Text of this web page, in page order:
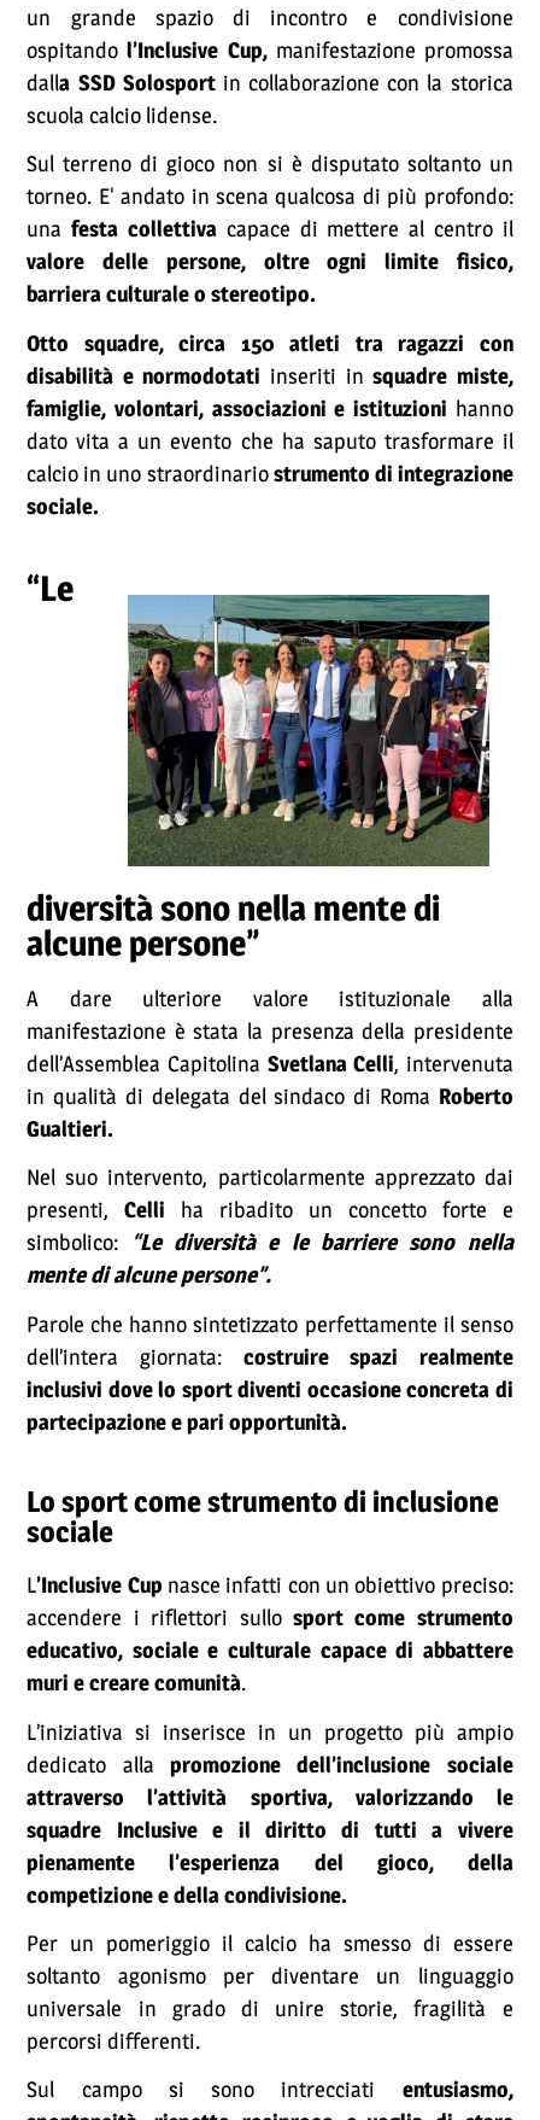
un grande spazio di incontro e condivisione
ospitandol’Inclusive Cup,manifestazione promossa
dalla SSD Solosportin collaborazione con la storica
scuola calcio lidense.
Sul terreno di gioco non si è disputato soltanto un
torneo. E' andato in scena qualcosa di più profondo:
una festa collettiva capace di mettere al centro il
valore delle persone, oltre ogni limite fisico,
barriera culturale o stereotipo.
Otto squadre, circa 150 atleti tra ragazzi con
disabilità e normodotati inseriti in squadre miste,
famiglie, volontari, associazioni e istituzioni hanno
dato vita a un evento che ha saputo trasformare il
calcio in uno straordinariostrumento di integrazione
sociale.
“Le
diversità sono nella mente di
alcune persone”
A dare ulteriore valore istituzionale alla
manifestazione è stata la presenza della presidente
dell’Assemblea Capitolina Svetlana Celli, intervenuta
in qualità di delegata del sindaco di Roma Roberto
Gualtieri.
Nel suo intervento, particolarmente apprezzato dai
presenti,Celli ha ribadito un concetto forte e
simbolico:
“Le diversità e le barriere sono nella
mente di alcune persone”.
Parole che hanno sintetizzato perfettamente il senso
dell’intera giornata: costruire spazi realmente
inclusivi dove lo sport diventi occasione concreta di
partecipazione e pari opportunità.
Lo sport come strumento di inclusione
sociale
L’Inclusive Cup nasce infatti con un obiettivo preciso:
accendere i riflettori sullosport come strumento
educativo, sociale e culturale capace di abbattere
muri e creare comunità.
L’iniziativa si inserisce in un progetto più ampio
dedicato alla promozione dell’inclusione sociale
attraverso l’attività sportiva, valorizzando le
squadre Inclusive e il diritto di tutti a vivere
pienamente l’esperienza del gioco, della
competizione e della condivisione.
Per un pomeriggio il calcio ha smesso di essere
soltanto agonismo per diventare un linguaggio
universale in grado di unire storie, fragilità e
percorsi differenti.
Sul campo si sono intrecciati entusiasmo,